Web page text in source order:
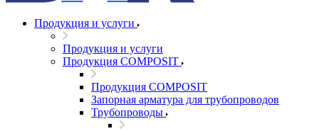
Продукция и услуги
Продукция и услуги
Продукция COMPOSIT
Продукция COMPOSIT
Запорная арматура для трубопроводов
Трубопроводы